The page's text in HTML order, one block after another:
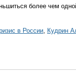
более чем
в России, Кудрин